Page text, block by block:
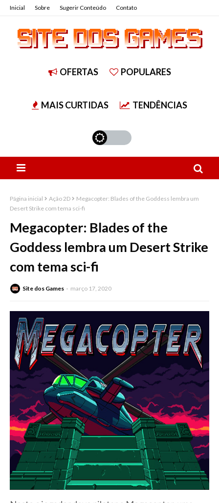
Inicial Sobre Sugerir Conteúdo Contato
OFERTAS POPULARES
MAIS CURTIDAS TENDÊNCIAS
Página inicial Ação 2D
Megacopter: Blades of the Goddess lembra um
Desert Strike com tema sci-fi
Megacopter: Blades of the
Goddess lembra um Desert Strike
com tema sci-fi
Site dos Games março 17, 2020